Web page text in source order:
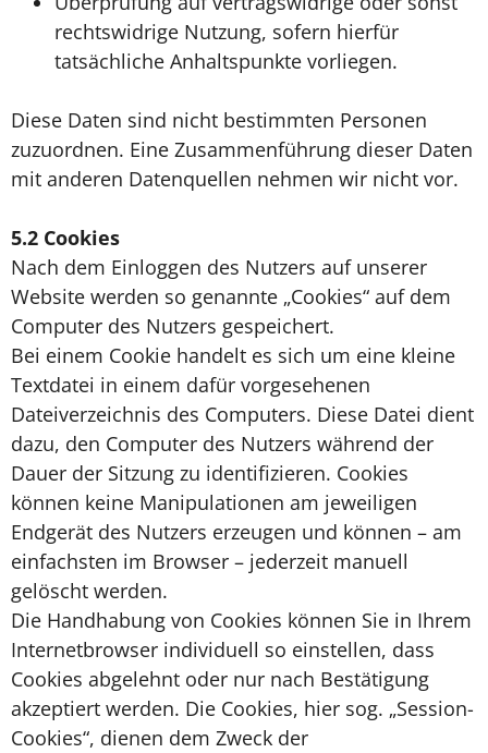
rechtswidrige Nutzung, sofern hierfür
tatsächliche Anhaltspunkte vorliegen.
Diese Daten sind nicht bestimmten Personen
zuzuordnen. Eine Zusammenführung dieser Daten
mit anderen Datenquellen nehmen wir nicht vor.
5.2 Cookies
Nach dem Einloggen des Nutzers auf unserer
Website werden so genannte „Cookies“ auf dem
Computer des Nutzers gespeichert.
Bei einem Cookie handelt es sich um eine kleine
Textdatei in einem dafür vorgesehenen
Dateiverzeichnis des Computers. Diese Datei dient
dazu, den Computer des Nutzers während der
Dauer der Sitzung zu identifizieren. Cookies
können keine Manipulationen am jeweiligen
Endgerät des Nutzers erzeugen und können – am
einfachsten im Browser – jederzeit manuell
gelöscht werden.
Die Handhabung von Cookies können Sie in Ihrem
Internetbrowser individuell so einstellen, dass
Cookies abgelehnt oder nur nach Bestätigung
akzeptiert werden. Die Cookies, hier sog. „Session-
Cookies“, dienen dem Zweck der